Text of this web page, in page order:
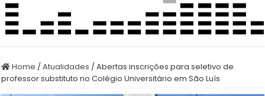
Home /Atualidades /Abertas inscrições para seletivo de
professor substituto no Colégio Universitário em São Luís